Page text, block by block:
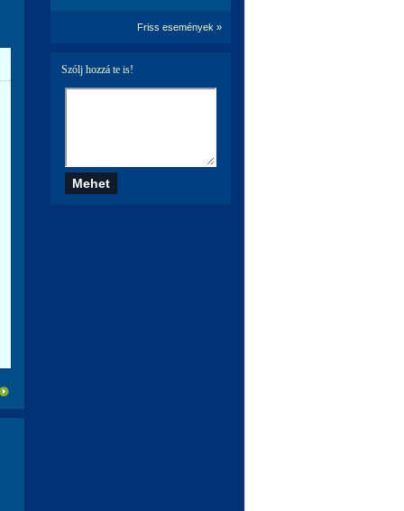
Friss események »
Szólj hozzá te is!